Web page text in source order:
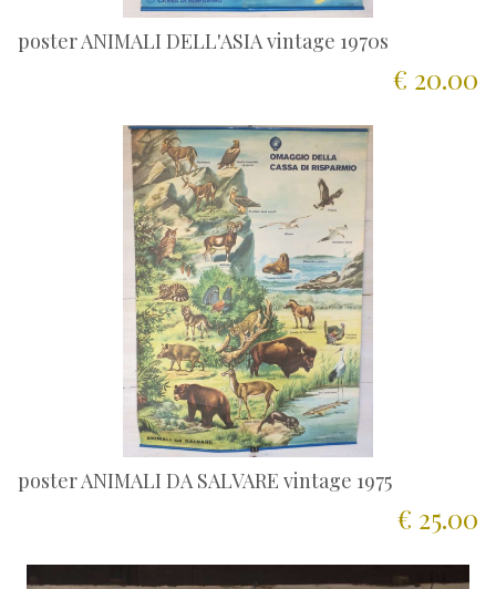
poster ANIMALI DELL'ASIA vintage 1970s
€ 20.00
poster ANIMALI DA SALVARE vintage 1975
€ 25.00